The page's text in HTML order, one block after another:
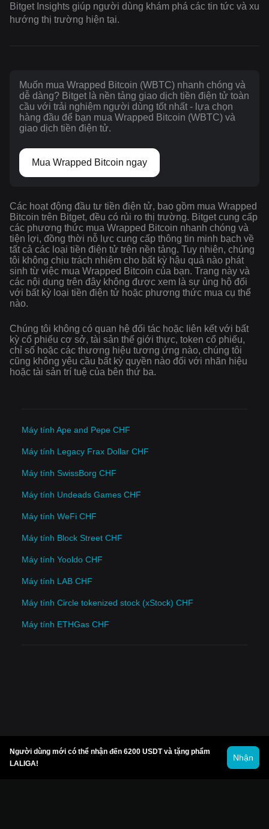
Bitget Insights giúp người dùng khám phá các tin tức và xu
hướng thị trường hiện tại.
Muốn mua Wrapped Bitcoin (WBTC) nhanh chóng và
dễ dàng? Bitget là nền tảng giao dịch tiền điện tử toàn
cầu với trải nghiệm người dùng tốt nhất - lựa chọn
hàng đầu để bạn mua Wrapped Bitcoin (WBTC) và
giao dịch tiền điện tử.
Mua Wrapped Bitcoin ngay
Các hoạt động đầu tư tiền điện tử, bao gồm mua Wrapped
Bitcoin trên Bitget, đều có rủi ro thị trường. Bitget cung cấp
các phương thức mua Wrapped Bitcoin nhanh chóng và
tiện lợi, đồng thời nỗ lực cung cấp thông tin minh bạch về
tất cả các loại tiền điện tử trên nền tảng. Tuy nhiên, chúng
tôi không chịu trách nhiệm cho bất kỳ hậu quả nào phát
sinh từ việc mua Wrapped Bitcoin của bạn. Trang này và
các nội dung trên đây không được xem là sự ủng hộ đối
với bất kỳ loại tiền điện tử hoặc phương thức mua cụ thể
nào.
Chúng tôi không có quan hệ đối tác hoặc liên kết với bất
kỳ cổ phiếu cơ sở, tài sản thế giới thực, token cổ phiếu,
chỉ số hoặc các thương hiệu tương ứng nào, chúng tôi
cũng không yêu cầu bất kỳ quyền nào đối với nhãn hiệu
hoặc tài sản trí tuệ của bên thứ ba.
Máy tính Ape and Pepe CHF
Máy tính Legacy Frax Dollar CHF
Máy tính SwissBorg CHF
Máy tính Undeads Games CHF
Máy tính WeFi CHF
Máy tính Block Street CHF
Máy tính Yooldo CHF
Máy tính LAB CHF
Máy tính Circle tokenized stock (xStock) CHF
Máy tính ETHGas CHF
Người dùng mới có thể nhận đến 6200 USDT và tặng phẩm
LALIGA!
Nhận